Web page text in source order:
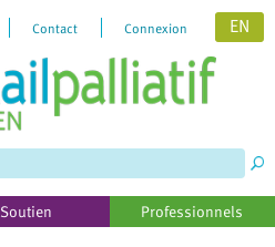
Contact Connexion EN
Soutien Professionnels